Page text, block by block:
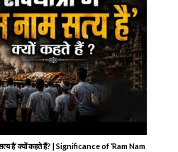
सत्य है’ क्यों कहते हैं? | Significance of ‘Ram Nam